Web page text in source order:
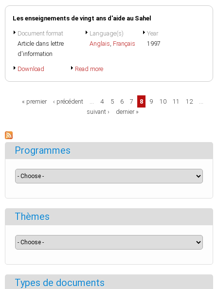
Les enseignements de vingt ans d'aide au Sahel
Document format
Article dans lettre
d'information
Language(s)
Anglais, Français
Year
1997
Download Read more
Pages« premier ‹ précédent … 4 5 6 7 8 9 10 11 12
…
suivant ›
dernier »
Programmes
Thèmes
Types de documents